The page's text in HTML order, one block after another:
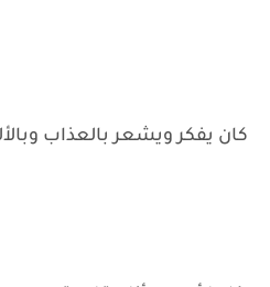
كان يفكر ويشعر بالعذاب